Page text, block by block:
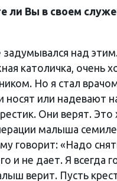
ли Вы в своем
задумывался над
католичка, очень
Но я стал
носят или надевают
Они верят.
малыша
говорит: «Надо
и не дает. Я всегда
верит. Пусть